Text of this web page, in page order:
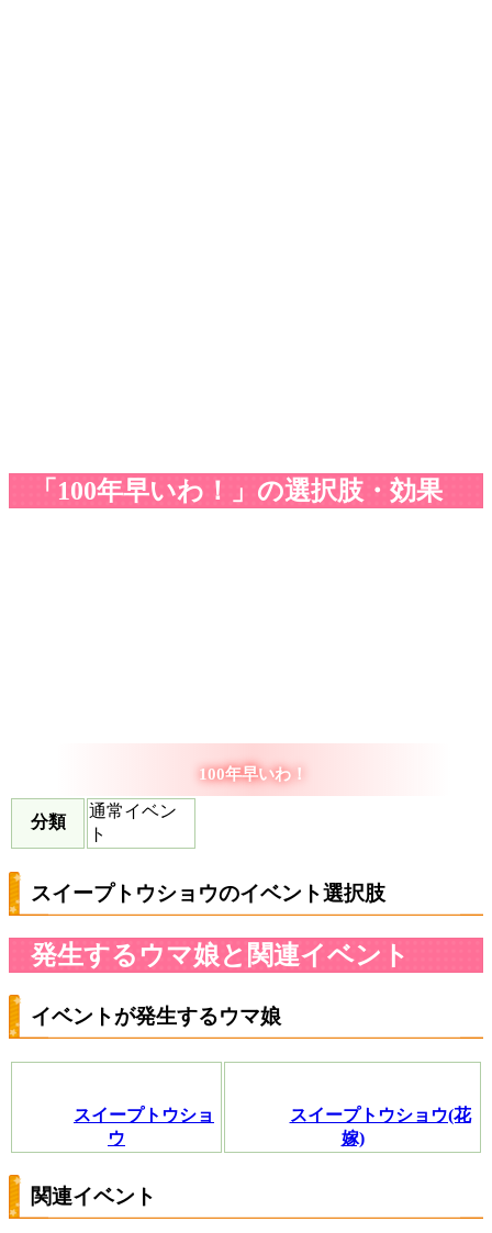
「100年早いわ！」の選択肢・効果
100年早いわ！
分類
通常イベン
ト
スイープトウショウのイベント選択肢
発生するウマ娘と関連イベント
イベントが発生するウマ娘
スイープトウショ
ウ
スイープトウショウ(花
嫁)
関連イベント